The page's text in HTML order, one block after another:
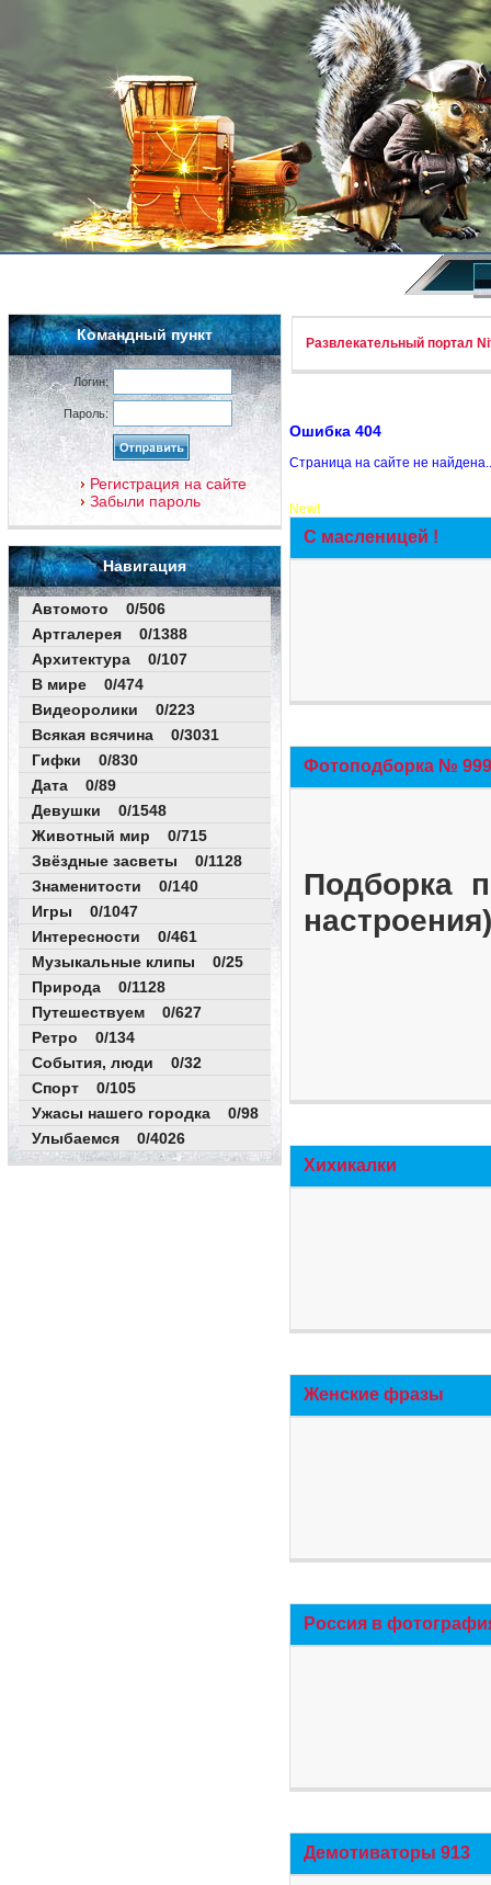
Командный пункт
Логин:
Пароль:
Регистрация на сайте
Забыли пароль
Навигация
Автомото 0/506
Артгалерея 0/1388
Архитектура 0/107
В мире 0/474
Видеоролики 0/223
Всякая всячина 0/3031
Гифки 0/830
Дата 0/89
Девушки 0/1548
Животный мир 0/715
Звёздные засветы 0/1128
Знаменитости 0/140
Игры 0/1047
Интересности 0/461
Музыкальные клипы 0/25
Природа 0/1128
Путешествуем 0/627
Ретро 0/134
События, люди 0/32
Спорт 0/105
Ужасы нашего городка 0/98
Улыбаемся 0/4026
Развлекательный портал
Ошибка 404
Страница на сайте не
New!
С масленицей !
Фотоподборка №
Подборка
Хихикалки
Женские фразы
Россия в
Демотиваторы 913